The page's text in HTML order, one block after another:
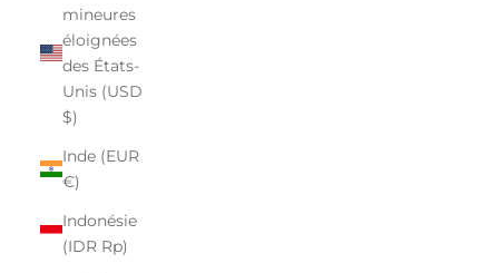
mineures
éloignées
des États-
Unis (USD
$)
Inde (EUR
€)
Indonésie
(IDR Rp)